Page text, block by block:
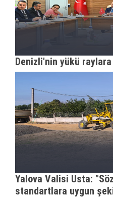
Denizli'nin yükü
Yalova Valisi Usta:
standartlara uygun